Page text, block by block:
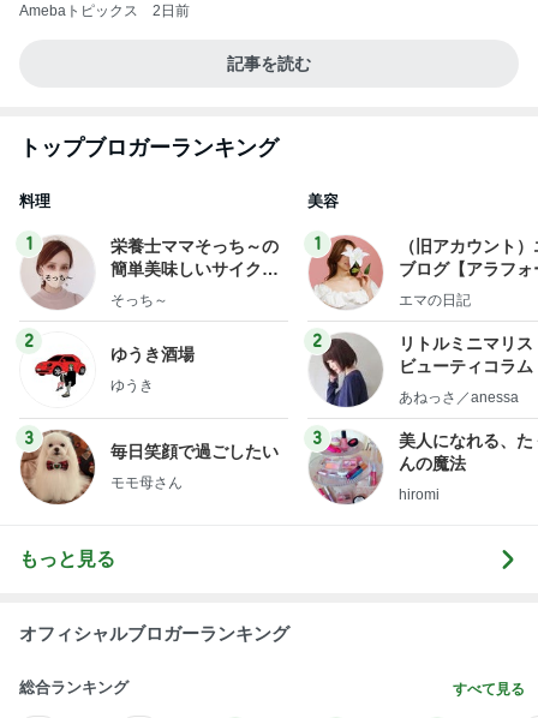
Amebaトピックス 2日前
記事を読む
トップブロガーランキング
料理
1
栄養士ママそっち～の
簡単美味しいサイクル
献立
そっち～
2
ゆうき酒場
ゆうき
3
毎日笑顔で過ごしたい
モモ母さん
美容
1
（旧アカウント
ブログ【アラフォ
社売却セカンドラ
エマの日記
2
リトルミニマリス
ビューティコラ
little
あねっさ／anessa
3
美人になれる、た
んの魔法
hiromi
もっと見る
オフィシャルブロガーランキング
総合ランキング すべて見る